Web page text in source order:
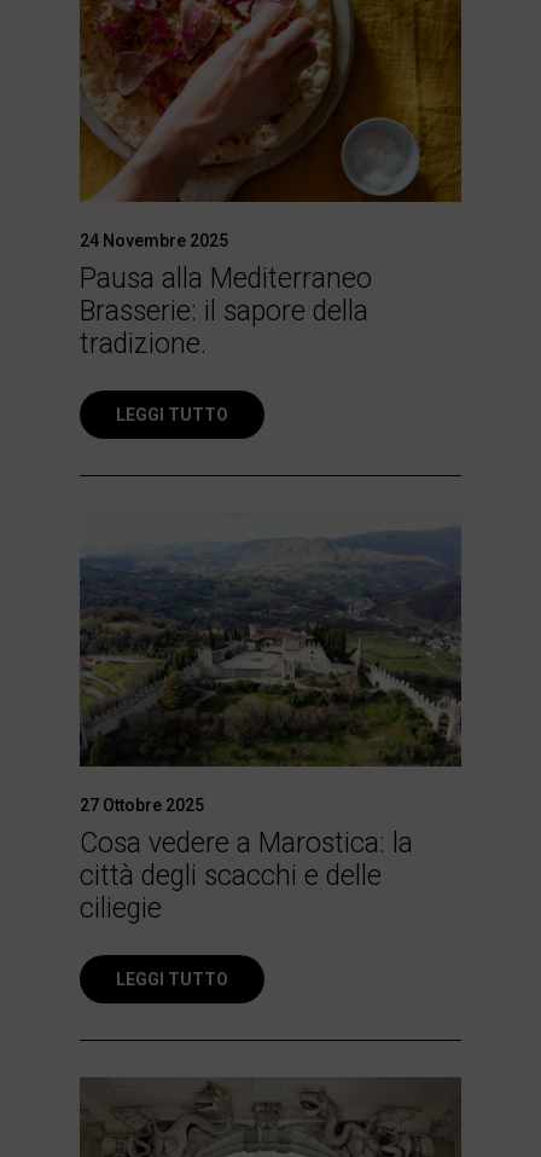
24 Novembre 2025
Pausa alla Mediterraneo
Brasserie: il sapore della
tradizione.
LEGGI TUTTO
27 Ottobre 2025
Cosa vedere a Marostica: la
città degli scacchi e delle
ciliegie
LEGGI TUTTO